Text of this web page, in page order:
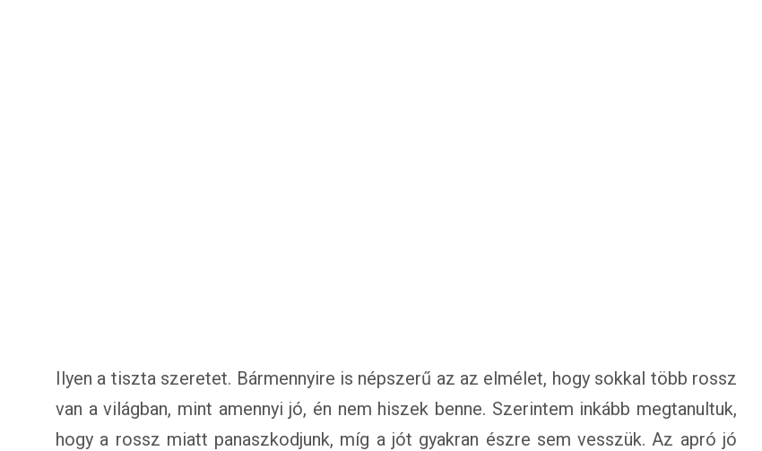
Ilyen a tiszta szeretet. Bármennyire is népszerű az az elmélet, hogy sokkal több rossz
van a világban, mint amennyi jó, én nem hiszek benne. Szerintem inkább megtanultuk,
hogy a rossz miatt panaszkodjunk, míg a jót gyakran észre sem vesszük. Az apró jó